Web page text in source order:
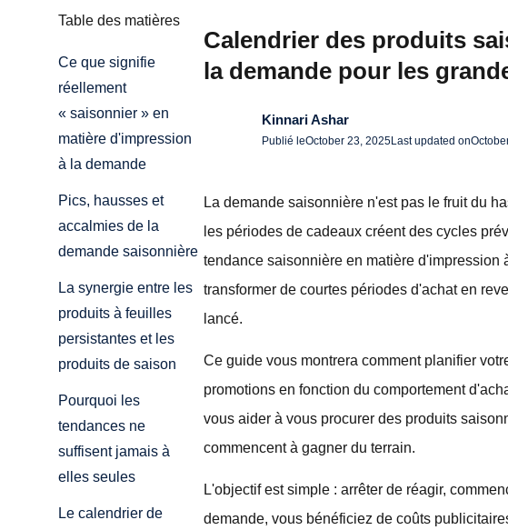
Table des matières
Ce que signifie
réellement
« saisonnier » en
matière d'impression
à la demande
Pics, hausses et
accalmies de la
demande saisonnière
La synergie entre les
produits à feuilles
persistantes et les
produits de saison
Pourquoi les
tendances ne
suffisent jamais à
elles seules
Le calendrier de
Calendrier des produits
la demande pour les
Kinnari Ashar
Publié leOctober 23, 2025Last updated on
La demande saisonnière n'est pas le fruit du
les périodes de cadeaux créent des cycles
tendance saisonnière en matière d'impression
transformer de courtes périodes d'achat en
lancé.
Ce guide vous montrera comment planifier
promotions en fonction du comportement
vous aider à vous procurer des produits
commencent à gagner du terrain.
L'objectif est simple : arrêter de réagir,
demande, vous bénéficiez de coûts